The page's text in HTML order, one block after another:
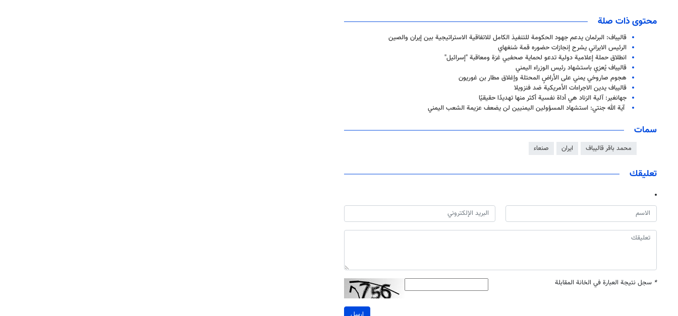
محتوى ذات صلة
قاليباف: البرلمان يدعم جهود الحكومة للتنفيذ الكامل للاتفاقية الاستراتيجية بين إيران والصين
الرئيس الايراني يشرح إنجازات حضوره قمة شنغهاي
انطلاق حملة إعلامية دولية تدعو لحماية صحفيي غزة ومعاقبة "إسرائيل"
قاليباف يُعزي باستشهاد رئيس الوزراء اليمني
هجوم صاروخي يمني على الأراضٍ المحتلة وإغلاق مطار بن غوريون
قاليباف يدين الاجراءات الأمريكية ضد فنزويلا
جهانغیر: آلية الزناد هي أداة نفسية أكثر منها تهديدًا حقيقيًا
آية الله جنتي: استشهاد المسؤولين اليمنيين لن يضعف عزيمة الشعب اليمني
سمات
محمد باقر قاليباف ايران صنعاء
تعليقك
* سجل نتيجة العبارة في الخانة المقابلة